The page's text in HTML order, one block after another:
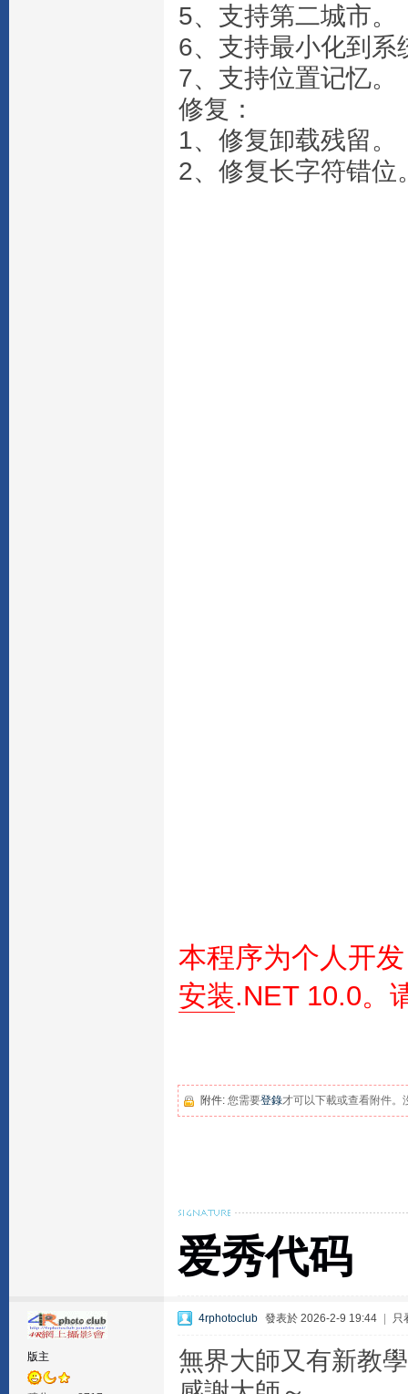
5、支持第二城市。
6、支持最小化到系
7、支持位置记忆。
修复：
1、修复卸载残留。
2、修复长字符错位
本程序为个人开
安装.NET 10.0。
附件: 您需要登錄才可以下載或查看附件。
爱秀代码
版主
4rphotoclub 發表於 2026-2-9 19:44 只
無界大師又有新教